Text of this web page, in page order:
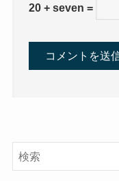
20 + seven =